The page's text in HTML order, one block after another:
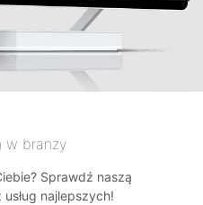
w branży
Sprawdź naszą
najlepszych!